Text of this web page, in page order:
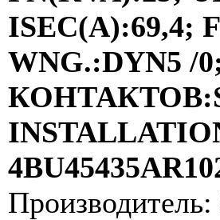
ISEC(A):69,4;
WNG.:DYN5 /
Производитель: